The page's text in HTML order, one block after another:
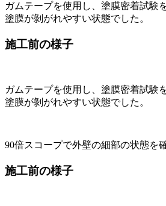
ガムテープを使用し、塗膜密着試験
塗膜が剝がれやすい状態でした。
施工前の様子
ガムテープを使用し、塗膜密着試験
塗膜が剝がれやすい状態でした。
90倍スコープで外壁の細部の状態を
施工前の様子